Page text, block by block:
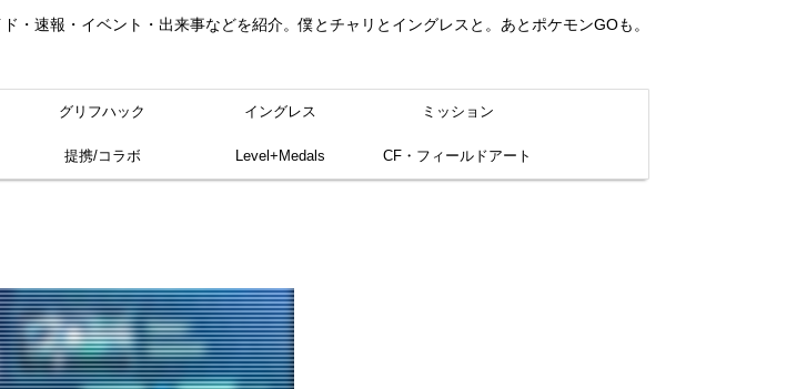
・速報・イベント・出来事などを紹介。僕とチャリとイングレスと。あとポケモンGOも。
グリフハック イングレス ミッション
提携/コラボ Level+Medals CF・フィールドアート